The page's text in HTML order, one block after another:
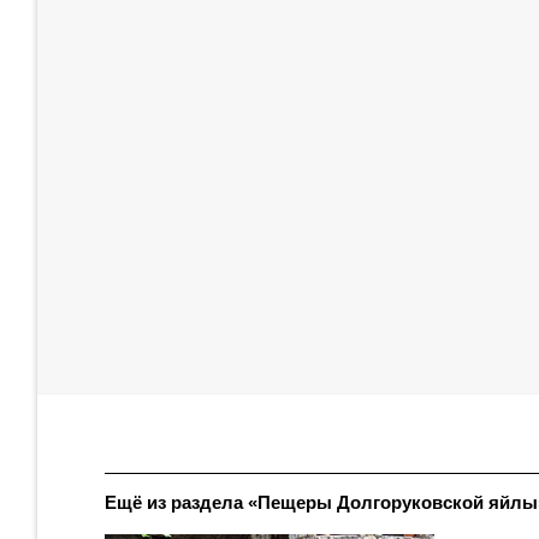
Ещё из раздела «Пещеры Долгоруковской